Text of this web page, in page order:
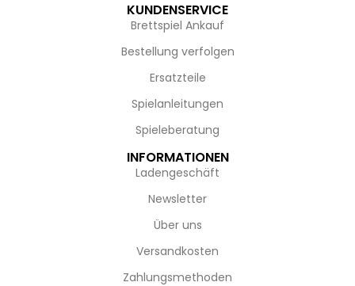
KUNDENSERVICE
Brettspiel Ankauf
Bestellung verfolgen
Ersatzteile
Spielanleitungen
Spieleberatung
INFORMATIONEN
Ladengeschäft
Newsletter
Über uns
Versandkosten
Zahlungsmethoden